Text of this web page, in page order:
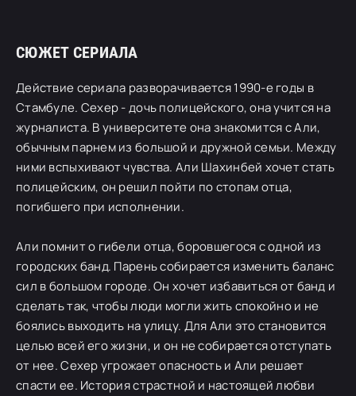
СЮЖЕТ СЕРИАЛА
Действие сериала разворачивается 1990-е годы в
Стамбуле. Сехер - дочь полицейского, она учится на
журналиста. В университете она знакомится с Али,
обычным парнем из большой и дружной семьи. Между
ними вспыхивают чувства. Али Шахинбей хочет стать
полицейским, он решил пойти по стопам отца,
погибшего при исполнении.
Али помнит о гибели отца, боровшегося с одной из
городских банд. Парень собирается изменить баланс
сил в большом городе. Он хочет избавиться от банд и
сделать так, чтобы люди могли жить спокойно и не
боялись выходить на улицу. Для Али это становится
целью всей его жизни, и он не собирается отступать
от нее. Сехер угрожает опасность и Али решает
спасти ее. История страстной и настоящей любви